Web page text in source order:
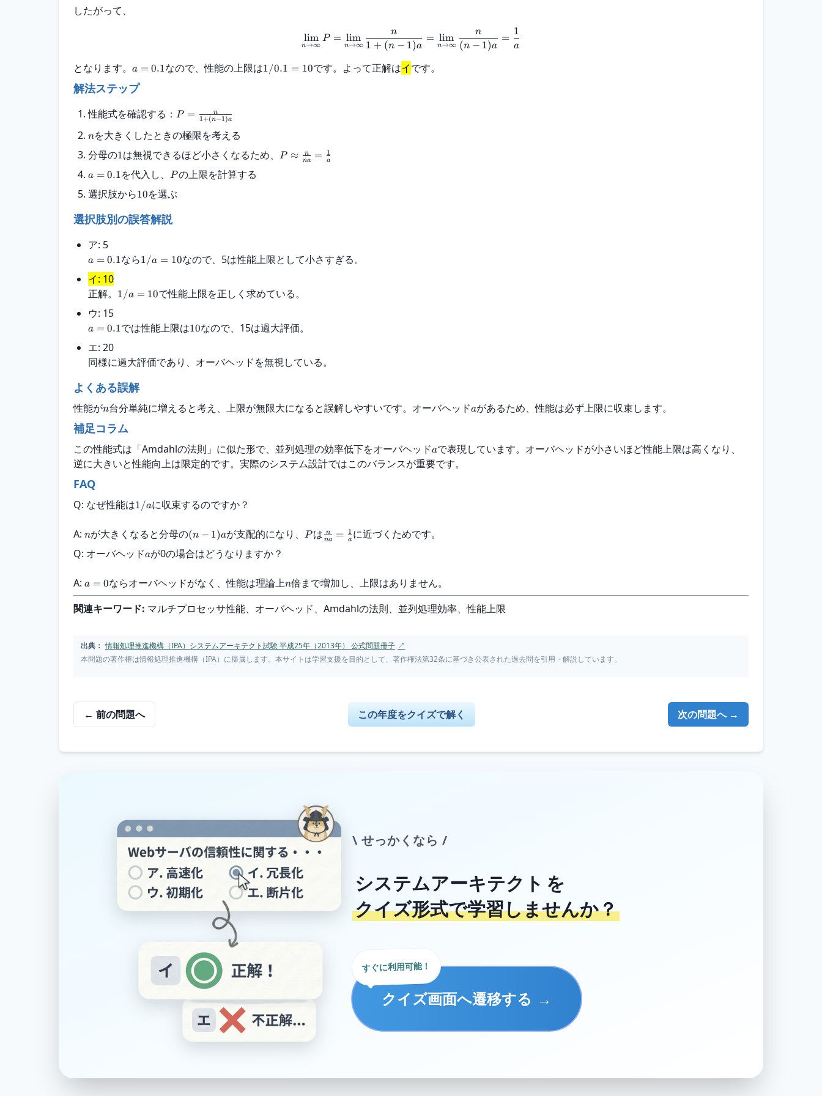
したがって、
n→∞
lim P =
n→∞
lim
1 + (n − 1)a
n
=
n→∞
lim
(n − 1)a
n
=
a
1
となります。 a = 0.1なので、性能の上限は1/0.1 = 10です。よって正解はイです。
解法ステップ
性能式を確認する： P = 1+(n−1)a
n
nを大きくしたときの極限を考える
分母の1は無視できるほど小さくなるため、 P ≈ na
n = a
1
a = 0.1を代入し、Pの上限を計算する
選択肢から10を選ぶ
選択肢別の誤答解説
ア: 5
a = 0.1なら1/a = 10なので、5は性能上限として小さすぎる。
イ: 10
正解。 1/a = 10で性能上限を正しく求めている。
ウ: 15
a = 0.1では性能上限は10なので、15は過大評価。
エ: 20
同様に過大評価であり、オーバヘッドを無視している。
よくある誤解
性能がn台分単純に増えると考え、上限が無限大になると誤解しやすいです。オーバヘッドaがあるため、性能は必ず上限に収束します。
補足コラム
この性能式は「Amdahlの法則」に似た形で、並列処理の効率低下をオーバヘッドaで表現しています。オーバヘッドが小さいほど性能上限は高くなり、
逆に大きいと性能向上は限定的です。実際のシステム設計ではこのバランスが重要です。
FAQ
Q: なぜ性能は1/aに収束するのですか？
A: nが大きくなると分母の(n − 1)aが支配的になり、P は na
n = a
1 に近づくためです。
Q: オーバヘッドaが0の場合はどうなりますか？
A: a = 0ならオーバヘッドがなく、性能は理論上n倍まで増加し、上限はありません。
関連キーワード: マルチプロセッサ性能、オーバヘッド、Amdahlの法則、並列処理効率、性能上限
出典： 情報処理推進機構（IPA）システムアーキテクト試験 平成25年（2013年） 公式問題冊子 ↗
本問題の著作権は情報処理推進機構（IPA）に帰属します。本サイトは学習支援を目的として、著作権法第32条に基づき公表された過去問を引用・解説しています。
← 前の問題へ この年度をクイズで解く 次の問題へ →
\ せっかくなら /
システムアーキテクト を
クイズ形式で学習しませんか？
クイズ画面へ遷移する →
すぐに利用可能！